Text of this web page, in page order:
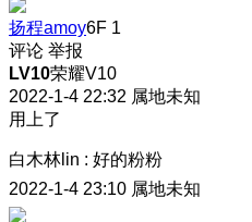
扬程amoy6F 1
评论 举报
LV10荣耀V10
2022-1-4 22:32 属地未知
用上了
白木林lin : 好的粉粉
2022-1-4 23:10 属地未知